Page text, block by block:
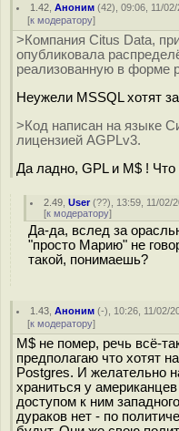
1.42 ,Аноним (42), 09:06, 11/
[к модератору]
>Компания Citus Data,
опубликовала
реализованную в форме
Неужели MSSQL хотят
>Код написан на языке
лицензией AGPLv3.
Да ладно, GPL и M$ !
2.49 ,User(??), 13:59, 11/02/
[к модератору]
Да-да, вслед за
"просто Марию" не
такой, понимаешь?
1.43 ,Аноним (-), 10:26, 11/02/
[к модератору]
M$ не помер, речь всё-
предполагаю что хотят
Postgres. И желательно
храниться у
доступом к ним
дураков нет - по